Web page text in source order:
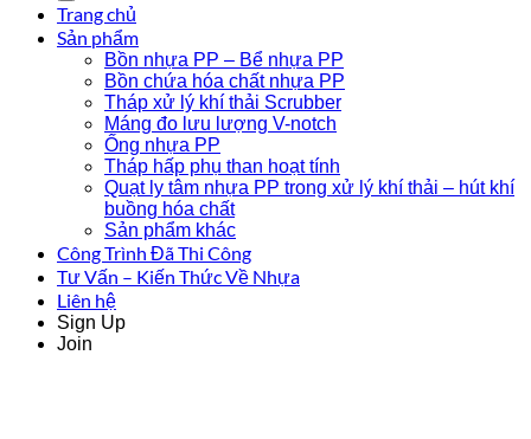
Trang chủ
Sản phẩm
Bồn nhựa PP – Bể nhựa PP
Bồn chứa hóa chất nhựa PP
Tháp xử lý khí thải Scrubber
Máng đo lưu lượng V-notch
Ống nhựa PP
Tháp hấp phụ than hoạt tính
Quạt ly tâm nhựa PP trong xử lý khí thải – hút khí
buồng hóa chất
Sản phẩm khác
Công Trình Đã Thi Công
Tư Vấn – Kiến Thức Về Nhựa
Liên hệ
Sign Up
Join